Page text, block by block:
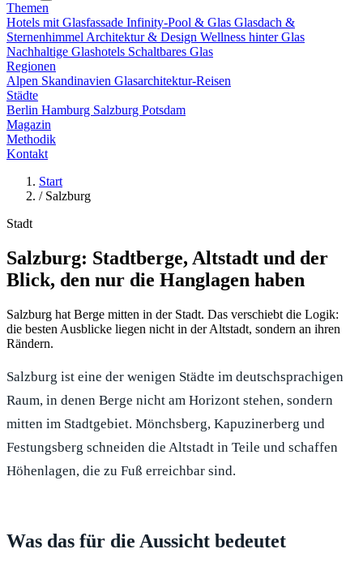
Themen
Hotels mit Glasfassade Infinity-Pool & Glas Glasdach &
Sternenhimmel Architektur & Design Wellness hinter Glas
Nachhaltige Glashotels Schaltbares Glas
Regionen
Alpen Skandinavien Glasarchitektur-Reisen
Städte
Berlin Hamburg Salzburg Potsdam
Magazin
Methodik
Kontakt
Start
/ Salzburg
Stadt
Salzburg: Stadtberge, Altstadt und der
Blick, den nur die Hanglagen haben
Salzburg hat Berge mitten in der Stadt. Das verschiebt die Logik:
die besten Ausblicke liegen nicht in der Altstadt, sondern an ihren
Rändern.
Salzburg ist eine der wenigen Städte im deutschsprachigen
Raum, in denen Berge nicht am Horizont stehen, sondern
mitten im Stadtgebiet. Mönchsberg, Kapuzinerberg und
Festungsberg schneiden die Altstadt in Teile und schaffen
Höhenlagen, die zu Fuß erreichbar sind.
Was das für die Aussicht bedeutet